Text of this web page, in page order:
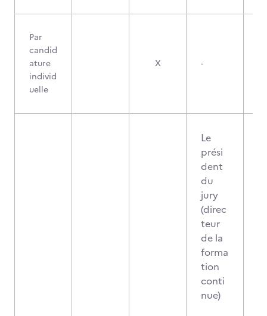
Par
candid
ature
individ
uelle
X -
Le
prési
dent
du
jury
(direc
teur
de la
forma
tion
conti
nue)